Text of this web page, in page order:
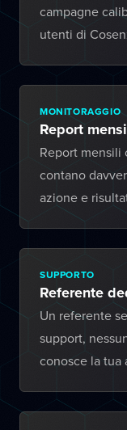
campagne
utenti di
MONITORAGGIO
Report
Report mensili
contano
azione e
SUPPORTO
Referente
Un referente
support,
conosce la tua